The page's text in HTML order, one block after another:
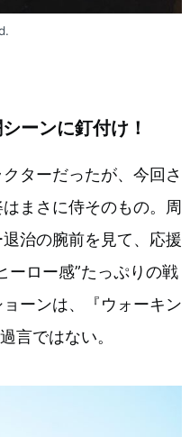
ーンに釘付け！
ターだったが、今回さ
まさに侍そのもの。周
治の腕前を見て、応援
ーロー感”たっぷりの戦
ーンは、『ウォーキン
言ではない。